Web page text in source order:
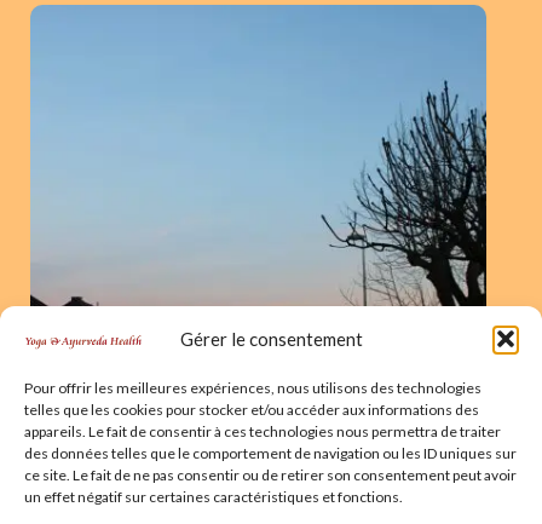
Gérer le consentement
Pour offrir les meilleures expériences, nous utilisons des technologies
telles que les cookies pour stocker et/ou accéder aux informations des
appareils. Le fait de consentir à ces technologies nous permettra de traiter
des données telles que le comportement de navigation ou les ID uniques sur
ce site. Le fait de ne pas consentir ou de retirer son consentement peut avoir
un effet négatif sur certaines caractéristiques et fonctions.